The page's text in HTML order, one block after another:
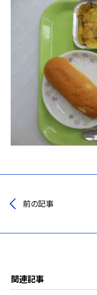
前の記事
関連記事